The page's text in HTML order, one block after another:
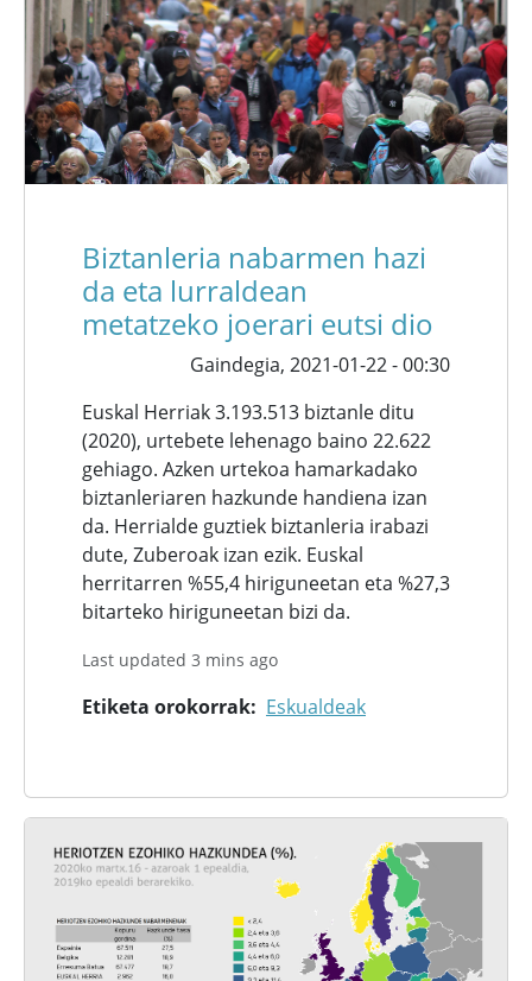
Biztanleria nabarmen hazi
da eta lurraldean
metatzeko joerari eutsi dio
Gaindegia, 2021-01-22 - 00:30
Euskal Herriak 3.193.513 biztanle ditu
(2020), urtebete lehenago baino 22.622
gehiago. Azken urtekoa hamarkadako
biztanleriaren hazkunde handiena izan
da. Herrialde guztiek biztanleria irabazi
dute, Zuberoak izan ezik. Euskal
herritarren %55,4 hiriguneetan eta %27,3
bitarteko hiriguneetan bizi da.
Last updated 3 mins ago
Etiketa orokorrak Eskualdeak